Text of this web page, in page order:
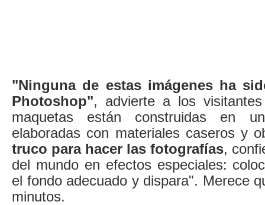
"Ninguna de estas imágenes ha
Photoshop", advierte a los
maquetas están construidas en
elaboradas con materiales caseros y
truco para hacer las fotografías,
del mundo en efectos especiales:
el fondo adecuado y dispara". Merece
minutos.